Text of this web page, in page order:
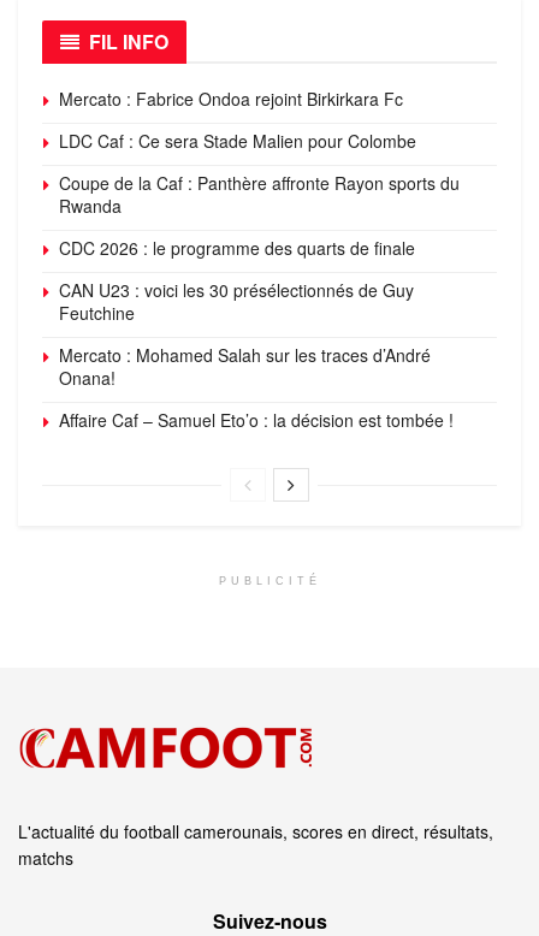
FIL INFO
Mercato : Fabrice Ondoa rejoint Birkirkara Fc
LDC Caf : Ce sera Stade Malien pour Colombe
Coupe de la Caf : Panthère affronte Rayon sports du
Rwanda
CDC 2026 : le programme des quarts de finale
CAN U23 : voici les 30 présélectionnés de Guy
Feutchine
Mercato : Mohamed Salah sur les traces d’André
Onana!
Affaire Caf – Samuel Eto’o : la décision est tombée !
PUBLICITÉ
L'actualité du football camerounais, scores en direct, résultats,
matchs
Suivez‑nous